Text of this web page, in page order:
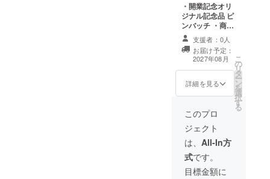
・開業記念オリ
ジナル記念品 ピ
ンバッチ ・商品
サイズ：２cm×
２cm支援者：0人
お届け予定：
2027年08月
詳細を見る
こ
の
リ
タ
ー
ン
を
選
択
す
る
このプロ
ジェクト
は、 All-In方
式です。
目標金額に